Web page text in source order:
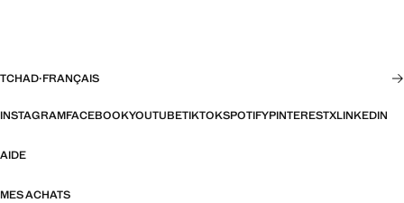
TCHAD·FRANÇAIS
INSTAGRAMFACEBOOKYOUTUBETIKTOKSPOTIFYPINTERESTXLINKEDIN
AIDE
MES ACHATS